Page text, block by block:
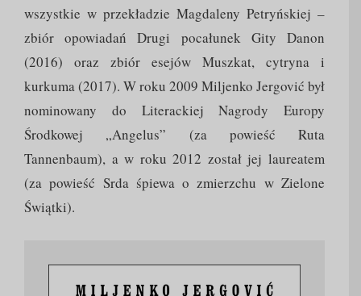
wszystkie w przekładzie Magdaleny Petryńskiej –
zbiór opowiadań Drugi pocałunek Gity Danon
(2016) oraz zbiór esejów Muszkat, cytryna i
kurkuma (2017). W roku 2009 Miljenko Jergović był
nominowany do Literackiej Nagrody Europy
Środkowej „Angelus” (za powieść Ruta
Tannenbaum), a w roku 2012 został jej laureatem
(za powieść Srda śpiewa o zmierzchu w Zielone
Świątki).